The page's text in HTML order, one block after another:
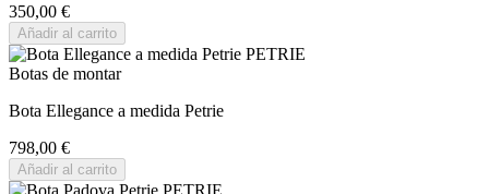
350,00 €
Añadir al carrito
Botas de montar
Bota Ellegance a medida Petrie
798,00 €
Añadir al carrito